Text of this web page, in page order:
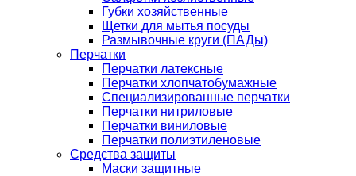
Губки хозяйственные
Щетки для мытья посуды
Размывочные круги (ПАДы)
Перчатки
Перчатки латексные
Перчатки хлопчатобумажные
Специализированные перчатки
Перчатки нитриловые
Перчатки виниловые
Перчатки полиэтиленовые
Средства защиты
Маски защитные